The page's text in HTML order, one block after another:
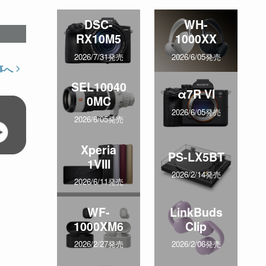
へ
DSC-
RX10M5
2026/7/31発売
WH-
1000XX
2026/6/05発売
SEL10040
0MC
2026/6/05発売
α7R VI
2026/6/05発売
Xperia
1VIII
2026/6/11発売
PS-LX5BT
2026/2/14発売
WF-
1000XM6
2026/2/27発売
LinkBuds
Clip
2026/2/06発売